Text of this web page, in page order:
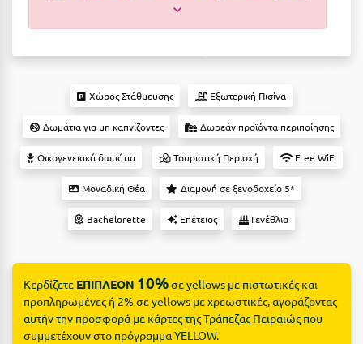
Γύθειο
Δ
Δες όλες τις προσφορές
Δες όλα τα πακέτα διακοπών
Χώρος Στάθμευσης Εξωτερική Πισίνα
Δωμάτια για μη καπνίζοντες Δωρεάν προϊόντα περιποίησης
Οικογενειακά δωμάτια Τουριστική Περιοχή Free WiFi
Μοναδική Θέα Διαμονή σε ξενοδοχείο 5*
Bachelorette Επέτειος Γενέθλια
Κερδίζετε ΕΠΙΠΛΕΟΝ 10%σε yellows με πιστωτικές και
προπληρωμένες ή 2% σε yellows με χρεωστικές, αγοράζοντας
αυτήν την προσφορά με κάρτες της Τράπεζας Πειραιώς που
συμμετέχουν στο πρόγραμμα YELLOW.